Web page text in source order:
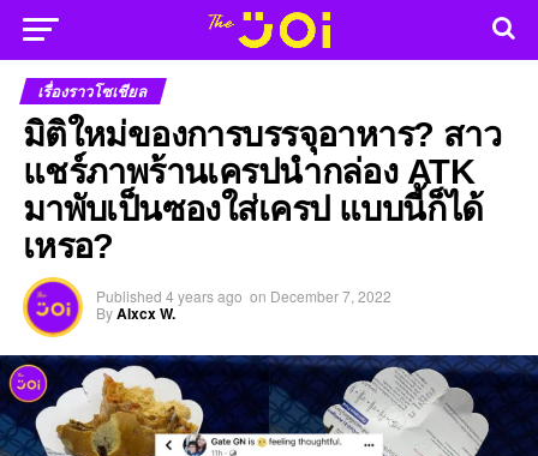
เรื่องราวโซเชียล
มิติใหม่ของการบรรจุอาหาร? สาว
แชร์ภาพร้านเครปนำกล่อง ATK
มาพับเป็นซองใส่เครป แบบนี้ก็ได้
เหรอ?
Published 4 years ago on December 7, 2022
ByAlxcx W.